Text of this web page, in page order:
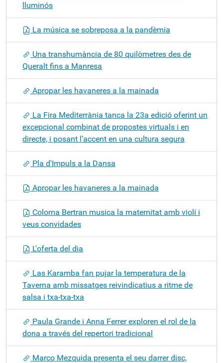
lluminós
La música se sobreposa a la pandèmia
Una transhumància de 80 quilòmetres des de
Queralt fins a Manresa
Apropar les havaneres a la mainada
La Fira Mediterrània tanca la 23a edició oferint un
excepcional combinat de propostes virtuals i en
directe, i posant l’accent en una cultura segura
Pla d'Impuls a la Dansa
Apropar les havaneres a la mainada
Coloma Bertran musica la maternitat amb violí i
veus convidades
L'oferta del dia
Las Karamba fan pujar la temperatura de la
Taverna amb missatges reivindicatius a ritme de
salsa i txa-txa-txa
Paula Grande i Anna Ferrer exploren el rol de la
dona a través del repertori tradicional
Marco Mezquida presenta el seu darrer disc,